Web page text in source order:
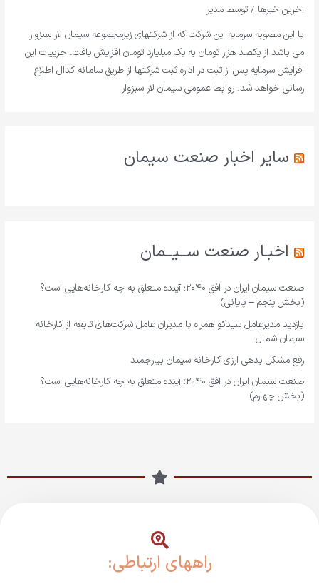
آخرین خبرها / توسطمدیر
با این مصوبه سرمایه این شرکت که از شرکتهای زیرمجموعه سیمان لار سبزوار
می باشد از یکصد هزار تومان به یک میلیارد تومان افزایش یافت. جزییات این
افزایش سرمایه پس از ثبت در اداره ثبت شرکتها از طریق سامانه کدال اطلاع
رسانی خواهد شد. روابط عمومی سیمان لار سبزوار
سایر اخبار صنعت سیمان
اخبـار صنعت ســیــمان
صنعت سیمان ایران در افق ۲۰۴۰؛ آینده متعلق به چه کارخانه‌هایی است؟
(بخش پنجم – پایانی)
بازدید مدیرعامل سیدکو همراه با مدیران عامل شرکت‌های تابعه از کارخانه
سیمان شمال
رفع مشکل بدهی ارزی کارخانه سیمان بیارجمند
صنعت سیمان ایران در افق ۲۰۴۰؛ آینده متعلق به چه کارخانه‌هایی است؟
(بخش چهارم)
راههای ارتباطی: